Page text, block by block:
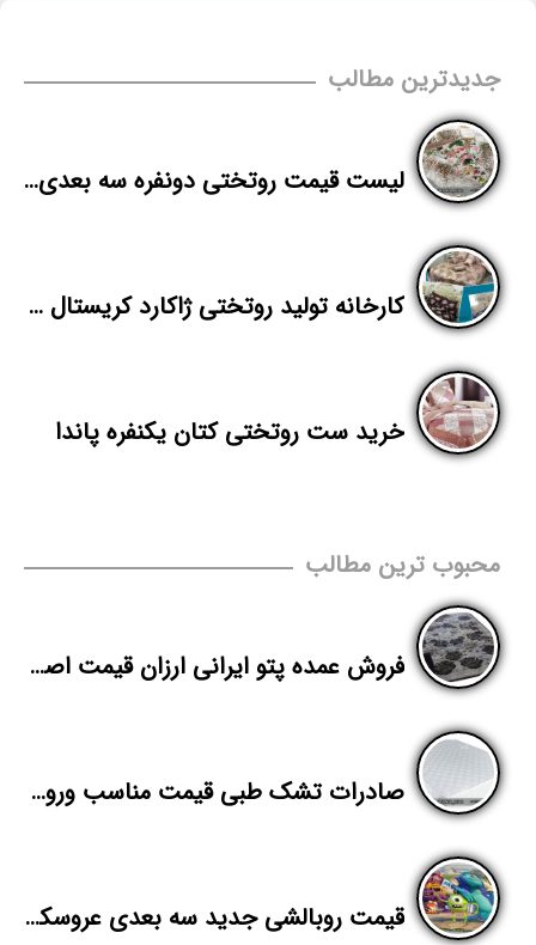
جدیدترین مطالب
لیست قیمت روتختی دونفره سه بعدی شرکت پاندا
کارخانه تولید روتختی ژاکارد کریستال دونفره در تهران
خرید ست روتختی کتان یکنفره پاندا
محبوب ترین مطالب
فروش عمده پتو ایرانی ارزان قیمت اصفهان
صادرات تشک طبی قیمت مناسب ورونیکا
قیمت روبالشی جدید سه بعدی عروسکی